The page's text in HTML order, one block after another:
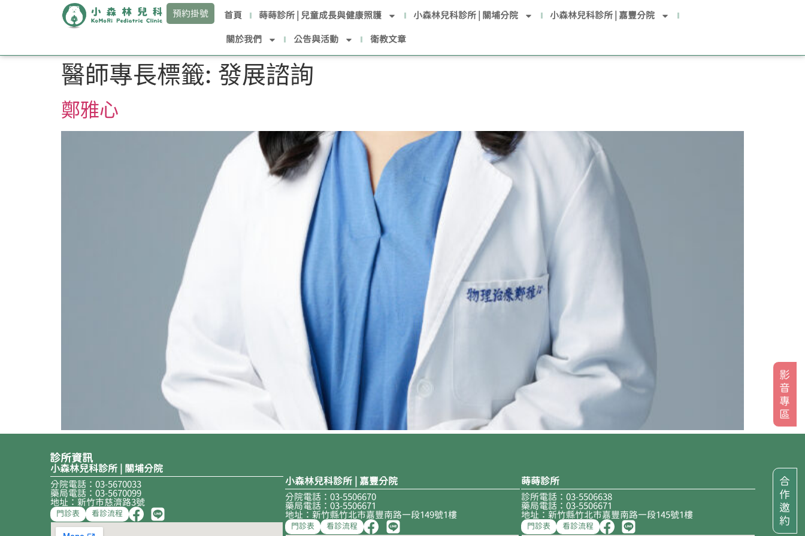
預約掛號 首頁 蒔蒔診所 | 兒童成長與健康照護 小森林兒科診所 | 關埔分院 小森林兒科診所 | 嘉豐分院
關於我們 公告與活動 衛教文章
醫師專長標籤: 發展諮詢
鄭雅心
診所資訊
小森林兒科診所 | 關埔分院
分院電話：03-5670033
藥局電話：03-5670099
地址：新竹市慈濟路3號
門診表 看診流程
小森林兒科診所 | 嘉豐分院
分院電話：03-5506670
藥局電話：03-5506671
地址：新竹縣竹北市嘉豐南路一段149號1樓
門診表 看診流程
蒔蒔診所
診所電話：03-5506638
藥局電話：03-5506671
地址：新竹縣竹北市嘉豐南路一段145號1樓
門診表 看診流程
合
作
邀
約
影
音
專
區